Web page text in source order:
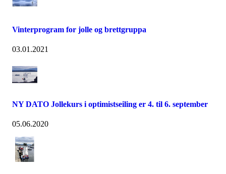
Vinterprogram for jolle og brettgruppa
03.01.2021
NY DATO Jollekurs i optimistseiling er 4. til 6. september
05.06.2020